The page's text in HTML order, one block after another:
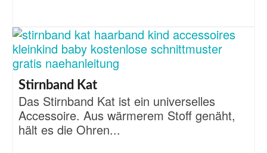
Stirnband Kat
Das Stirnband Kat ist ein universelles
Accessoire. Aus wärmerem Stoff genäht,
hält es die Ohren...